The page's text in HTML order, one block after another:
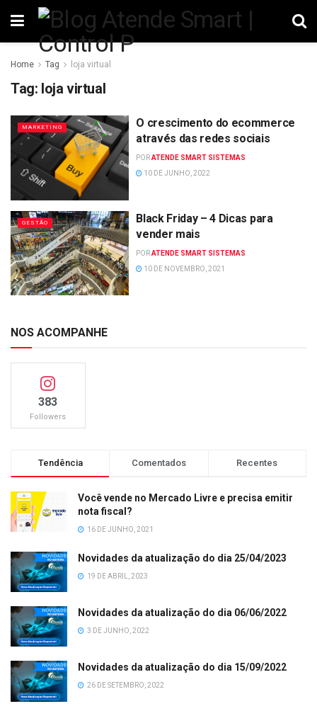
Home Tag loja virtual
Tag: loja virtual
MARKETING
O crescimento do ecommerce
através das redes sociais
PORATENDE SMART SISTEMAS
10 DE JUNHO, 2022
GESTÃO
Black Friday – 4 Dicas para
vender mais
PORATENDE SMART SISTEMAS
10 DE NOVEMBRO, 2021
NOS ACOMPANHE
383
Followers
Tendência Comentados Recentes
Você vende no Mercado Livre e precisa emitir
nota fiscal?
16 DE JUNHO, 2021
Novidades da atualização do dia 25/04/2023
19 DE ABRIL, 2023
Novidades da atualização do dia 06/06/2022
3 DE JUNHO, 2022
Novidades da atualização do dia 15/09/2022
26 DE SETEMBRO, 2022